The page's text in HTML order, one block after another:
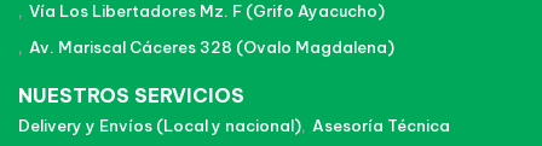
Vía Los Libertadores Mz. F (Grifo Ayacucho)
Av. Mariscal Cáceres 328 (Ovalo Magdalena)
NUESTROS SERVICIOS
Delivery y Envíos (Local y nacional)
Asesoría Técnica